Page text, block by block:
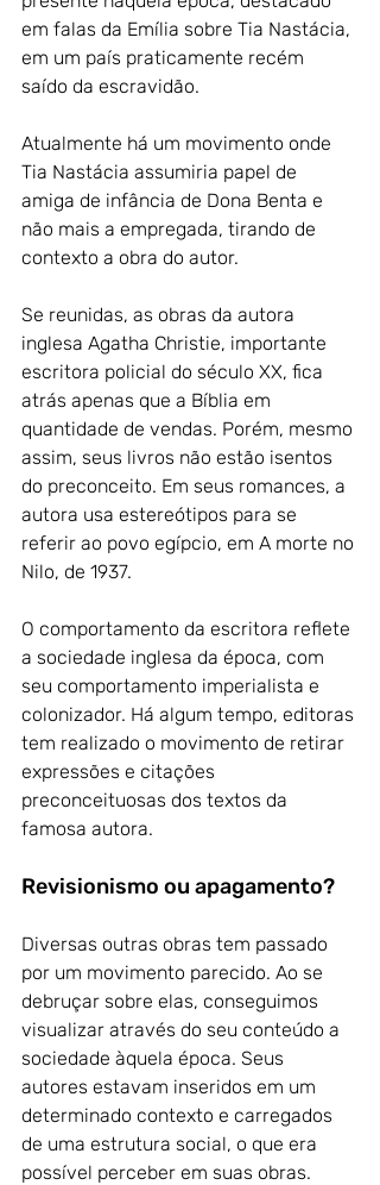
em falas da Emília sobre Tia Nastácia,
em um país praticamente recém
saído da escravidão.
Atualmente há um movimento onde
Tia Nastácia assumiria papel de
amiga de infância de Dona Benta e
não mais a empregada, tirando de
contexto a obra do autor.
Se reunidas, as obras da autora
inglesa Agatha Christie, importante
escritora policial do século XX, fica
atrás apenas que a Bíblia em
quantidade de vendas. Porém, mesmo
assim, seus livros não estão isentos
do preconceito. Em seus romances, a
autora usa estereótipos para se
referir ao povo egípcio, em A morte no
Nilo, de 1937.
O comportamento da escritora reflete
a sociedade inglesa da época, com
seu comportamento imperialista e
colonizador. Há algum tempo, editoras
tem realizado o movimento de retirar
expressões e citações
preconceituosas dos textos da
famosa autora.
Revisionismo ou apagamento?
Diversas outras obras tem passado
por um movimento parecido. Ao se
debruçar sobre elas, conseguimos
visualizar através do seu conteúdo a
sociedade àquela época. Seus
autores estavam inseridos em um
determinado contexto e carregados
de uma estrutura social, o que era
possível perceber em suas obras.